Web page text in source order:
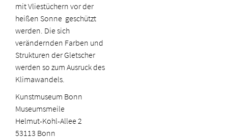
mit Vliestüchern vor der
heißen Sonne geschützt
werden. Die sich
verändernden Farben und
Strukturen der Gletscher
werden so zum Ausruck des
Klimawandels.
Kunstmuseum Bonn
Museumsmeile
Helmut-Kohl-Allee 2
53113 Bonn